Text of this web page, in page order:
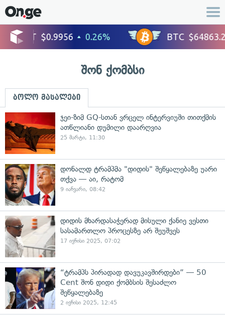
შონ ქომბსი
ბოლო მასალები
ჯეი-ზიმ GQ-სთან ვრცელ ინტერვიუში თითქმის
ათწლიანი დუმილი დაარღვია
25 მარტი, 11:30
დონალდ ტრამპმა "დიდის" შეწყალებაზე უარი
თქვა — აი, რატომ
9 იანვარი, 08:42
დიდის მხარდასაჭერად მისული ქანიე ვესთი
სასამართლო პროცესზე არ შეუშვეს
17 ივნისი 2025, 07:02
“ტრამპს პირადად დავუკავშირდები” — 50
Cent შონ დიდი ქომბსის შესაძლო
შეწყალებაზე
2 ივნისი 2025, 12:45